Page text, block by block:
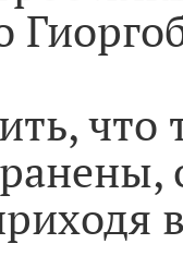
что